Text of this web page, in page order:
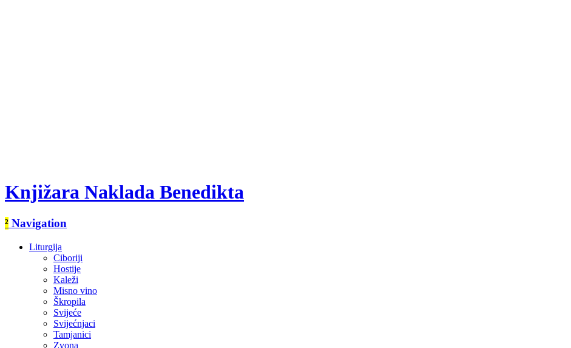
Knjižara Naklada Benedikta
² Navigation
Liturgija
Ciboriji
Hostije
Kaleži
Misno vino
Škropila
Svijeće
Svijećnjaci
Tamjanici
Zvona